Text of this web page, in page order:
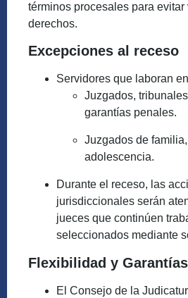
términos procesales para
derechos.
Excepciones al receso
Servidores que laboran
Juzgados,
garantías penales.
Juzgados de
adolescencia.
Durante el receso, las
jurisdiccionales serán
jueces que continúen
seleccionados mediante
Flexibilidad y Garantías
El Consejo de la